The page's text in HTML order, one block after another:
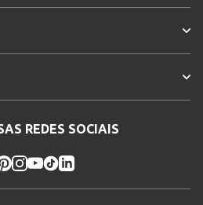
REDES SOCIAIS